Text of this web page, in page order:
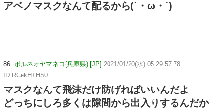
アベノマスクなんて配るから(´・ω・`)
86: ボルネオヤマネコ(兵庫県) [JP] 2021/01/20(水) 05:29:57.78
ID:RCekH+HS0
マスクなんて飛沫だけ防げればいいんだよ
どっちにしろ多くは隙間から出入りするんだか